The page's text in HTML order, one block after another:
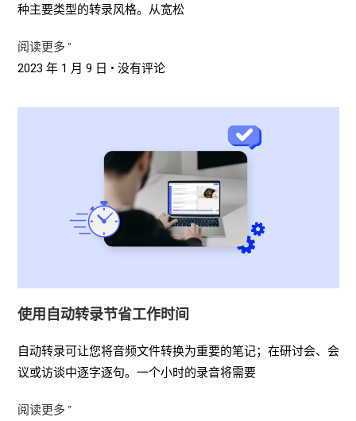
种主要类型的转录风格。从宽松
阅读更多 ”
2023 年 1 月 9 日 没有评论
使用自动转录节省工作时间
自动转录可让您将音频文件转换为重要的笔记；在研讨会、会
议或访谈中逐字逐句。一个小时的录音将需要
阅读更多 ”